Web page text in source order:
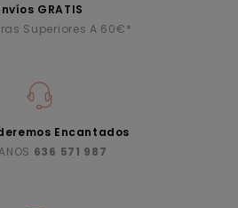
GRATIS
Superiores A 60€*
Encantados
636 571 987